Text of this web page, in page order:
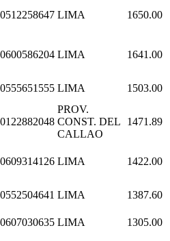
LIMA 1650.00
LIMA 1641.00
LIMA 1503.00
PROV.
CONST. DEL
CALLAO
1471.89
LIMA 1422.00
LIMA 1387.60
LIMA 1305.00